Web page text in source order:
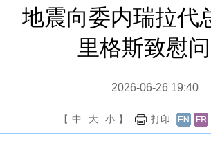
地震向委内瑞拉代
里格斯致慰
2026-06-26 19:40
【 中 大 小 】 打印